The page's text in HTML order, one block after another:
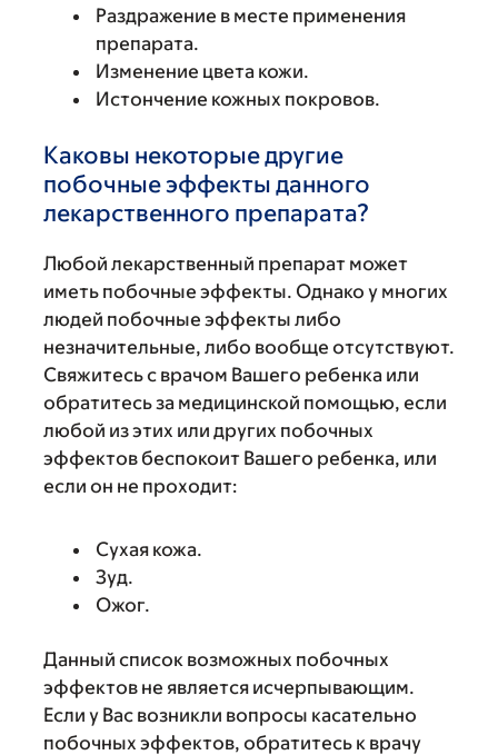
Раздражение в месте применения
препарата.
Изменение цвета кожи.
Истончение кожных покровов.
Каковы некоторые другие
побочные эффекты данного
лекарственного препарата?
Любой лекарственный препарат может
иметь побочные эффекты. Однако у многих
людей побочные эффекты либо
незначительные, либо вообще отсутствуют.
Свяжитесь с врачом Вашего ребенка или
обратитесь за медицинской помощью, если
любой из этих или других побочных
эффектов беспокоит Вашего ребенка, или
если он не проходит:
Сухая кожа.
Зуд.
Ожог.
Данный список возможных побочных
эффектов не является исчерпывающим.
Если у Вас возникли вопросы касательно
побочных эффектов, обратитесь к врачу